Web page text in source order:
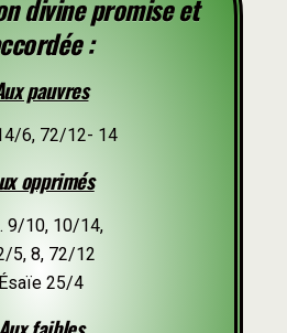
divine promise et
:
pauvres
6, 72/12- 14
opprimés
9/10, 10/14,
5, 8, 72/12
Ésaïe 25/4